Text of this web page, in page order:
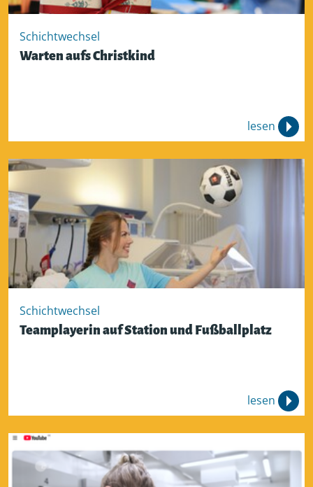
Schichtwechsel
Warten aufs Christkind
lesen
Schichtwechsel
Teamplayerin auf Station und Fußballplatz
lesen